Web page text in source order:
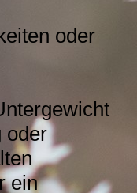
oder
oder
ein